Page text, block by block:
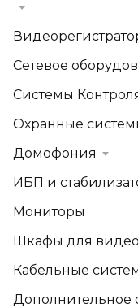
Сетевое
Системы
Охранные
Домофония
ИБП и
Мониторы
Шкафы для
Кабельные
Дополнительное